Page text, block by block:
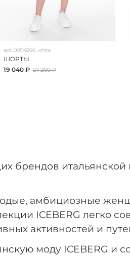
арт. D011-6300_white
ШОРТЫ
19 040 ₽ 27 200 ₽